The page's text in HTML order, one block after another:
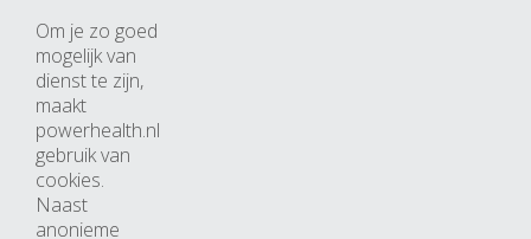
4817 ZH breda
Nederland
Horaires d’ouvertures
Du lundi au jeudi: 09:00 – 17:00
Vendredi: 09:00 – 15:00
Om je zo goed
mogelijk van
dienst te zijn,
maakt
powerhealth.nl
gebruik van
cookies.
Naast
anonieme